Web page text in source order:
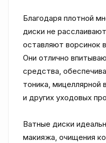
Благодаря плотной
диски не
оставляют ворсинок
Они отлично
средства,
тоника, мицеллярной
и других уходовых
Ватные диски
макияжа, очищения